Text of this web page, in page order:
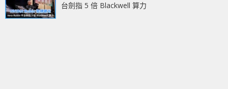
台劍指 5 倍 Blackwell 算力